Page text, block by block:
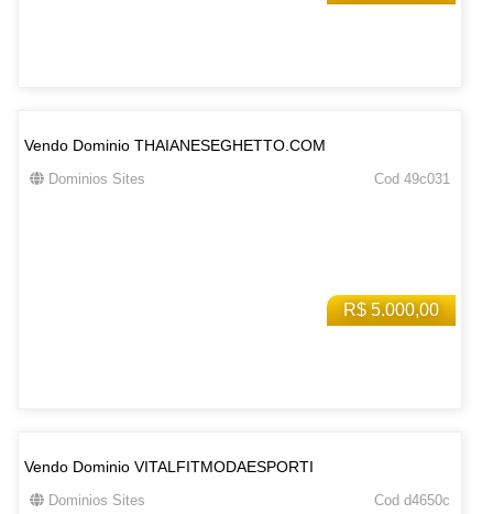
R$ 5.000,00
Vendo Dominio THAIANESEGHETTO.COM
Dominios Sites Cod 49c031
Vendo Dominio VITALFITMODAESPORTI
Dominios Sites Cod d4650c